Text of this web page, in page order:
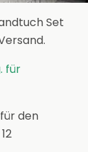
Set
für
den